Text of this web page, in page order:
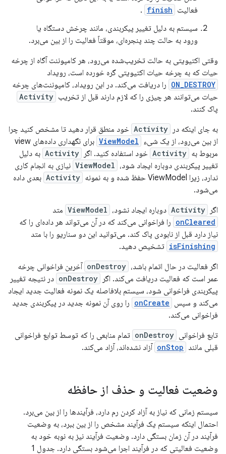
فعالیت finish
.
سیستم به دلیل تغییر پیکربندی، مانند چرخش دستگاه یا
ورود به حالت چند پنجره‌ای، موقتاً فعالیت را از بین می‌برد.
وقتی اکتیویتی به حالت تخریب‌شده می‌رود، هر کامپوننت آگاه از چرخه
حیات که به چرخه حیات اکتیویتی گره خورده است، رویداد
ON_DESTROY را دریافت می‌کند. در این رویداد، کامپوننت‌های چرخه
حیات می‌توانند هر چیزی را که لازم دارند قبل از تخریب Activity
پاک کنند.
به جای اینکه در
Activity خود منطق قرار دهید تا مشخص کنید چرا
از بین می‌رود، از یک شیء
ViewModel
برای نگهداری داده‌های view
مربوط به Activity خود استفاده کنید. اگر Activity به دلیل
تغییر پیکربندی دوباره ایجاد شود، ViewModel نیازی به انجام کاری
ندارد، زیرا ViewModel حفظ شده و به نمونه
Activity بعدی داده
می‌شود.
اگر
Activity دوباره ایجاد نشود، ViewModel متد
onCleared را فراخوانی می‌کند که در آن می‌تواند هر داده‌ای را که
نیاز دارد قبل از نابودی پاک کند. می‌توانید این دو سناریو را با متد
isFinishing تشخیص دهید.
اگر فعالیت در حال اتمام باشد، onDestroy آخرین فراخوانی چرخه
عمر است که فعالیت دریافت می‌کند. اگر
onDestroy در نتیجه تغییر
پیکربندی فراخوانی شود، سیستم بلافاصله یک نمونه فعالیت جدید ایجاد
می‌کند و سپس onCreate را روی آن نمونه جدید در پیکربندی جدید
فراخوانی می‌کند.
تابع فراخوانی onDestroy تمام منابعی را که توسط توابع فراخوانی
قبلی مانند onStop آزاد نشده‌اند، آزاد می‌کند.
وضعیت فعالیت و حذف از حافظه
سیستم زمانی که نیاز به آزاد کردن رم دارد، فرآیندها را از بین می‌برد.
احتمال اینکه سیستم یک فرآیند مشخص را از بین ببرد، به وضعیت
فرآیند در آن زمان بستگی دارد. وضعیت فرآیند نیز به نوبه خود به
وضعیت فعالیتی که در فرآیند اجرا می‌شود بستگی دارد. جدول 1